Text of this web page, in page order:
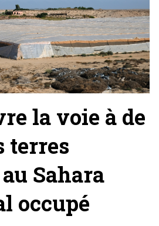
la voie à de
terres
Sahara
occupé